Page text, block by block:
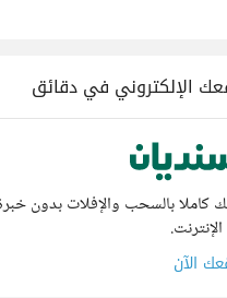
الإلكتروني في دقائق
بالسحب والإفلات بدون
الآن